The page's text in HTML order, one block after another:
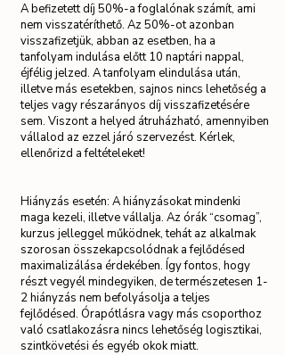
A befizetett díj 50%-a foglalónak számít, ami
nem visszatéríthető. Az 50%-ot azonban
visszafizetjük, abban az esetben, ha a
tanfolyam indulása előtt 10 naptári nappal,
éjfélig jelzed. A tanfolyam elindulása után,
illetve más esetekben, sajnos nincs lehetőség a
teljes vagy részarányos díj visszafizetésére
sem. Viszont a helyed átruházható, amennyiben
vállalod az ezzel járó szervezést. Kérlek,
ellenőrizd a feltételeket!
Hiányzás esetén: A hiányzásokat mindenki
maga kezeli, illetve vállalja. Az órák “csomag”,
kurzus jelleggel működnek, tehát az alkalmak
szorosan összekapcsolódnak a fejlődésed
maximalizálása érdekében. Így fontos, hogy
részt vegyél mindegyiken, de természetesen 1-
2 hiányzás nem befolyásolja a teljes
fejlődésed. Órapótlásra vagy más csoporthoz
való csatlakozásra nincs lehetőség logisztikai,
szintkövetési és egyéb okok miatt.